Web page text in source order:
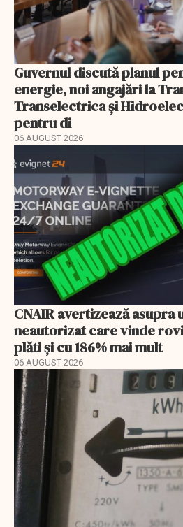
Guvernul discută planul
energie, noi angajări la
Transelectrica și
pentru di
06 AUGUST 2026
CNAIR avertizează asupra
neautorizat care vinde
plăti și cu 186% mai mult
06 AUGUST 2026